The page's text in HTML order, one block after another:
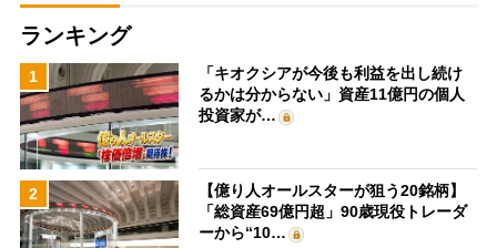
ランキング
1
「キオクシアが今後も利益を出し続け
るかは分からない」資産11億円の個人
投資家が…
2
【億り人オールスターが狙う20銘柄】
「総資産69億円超」90歳現役トレーダ
ーから“10…